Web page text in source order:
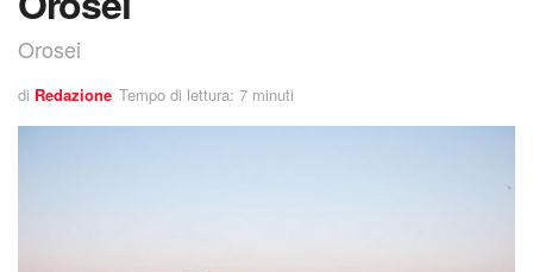
Orosei
di Redazione Tempo di lettura: 7 minuti